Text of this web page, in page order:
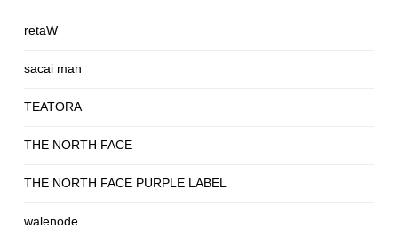
retaW
sacai man
TEATORA
THE NORTH FACE
THE NORTH FACE PURPLE LABEL
walenode